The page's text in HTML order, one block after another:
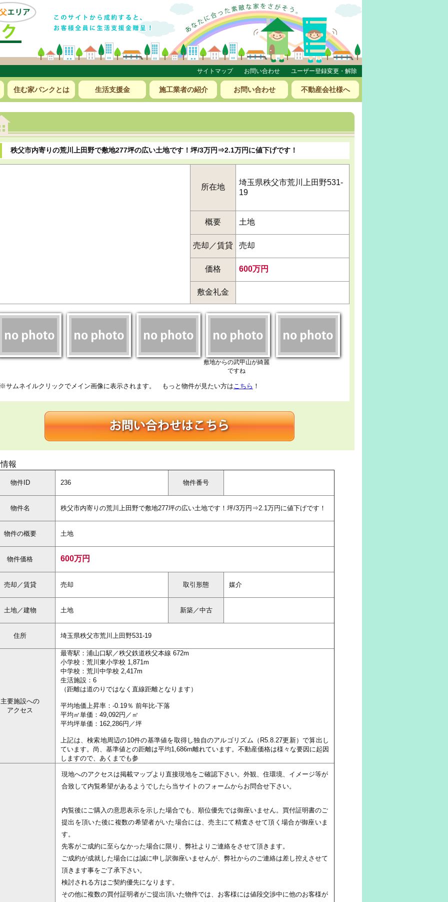
サイトマップ お問い合わせ ユーザー登録変更・解除
住む家バンクとは 生活支援金 施工業者の紹介 お問い合わせ 不動産会社様へ
秩父市内寄りの荒川上田野で敷地277坪の広い土地です！坪/3万円⇒2.1万円に値下げです！
所在地
埼玉県秩父市荒川上田野531-
19
概要 土地
売却／賃貸 売却
価格 600万円
敷金礼金
敷地からの武甲山が綺麗
ですね
※サムネイルクリックでメイン画像に表示されます。 もっと物件が見たい方はこちら ！
報
物件ID 236 物件番号
物件名 秩父市内寄りの荒川上田野で敷地277坪の広い土地です！坪/3万円⇒2.1万円に値下げです！
物件の概要 土地
物件価格 600万円
売却／賃貸 売却 取引形態 媒介
土地／建物 土地 新築／中古
住所 埼玉県秩父市荒川上田野531-19
主要施設への
アクセス
最寄駅：浦山口駅／秩父鉄道秩父本線 672m
小学校：荒川東小学校 1,871m
中学校：荒川中学校 2,417m
生活施設：6
（距離は道のりではなく直線距離となります）
平均地価上昇率：-0.19％ 前年比-下落
平均㎡単価：49,092円／㎡
平均坪単価：162,286円／坪
上記は、検索地周辺の10件の基準値を取得し独自のアルゴリズム（R5.8.27更新）で算出し
ています。尚、基準値との距離は平均1,686m離れています。不動産価格は様々な要因に起因
しますので、あくまでも参
現地へのアクセスは掲載マップより直接現地をご確認下さい。外観、住環境、イメージ等が
合致して内覧希望があるようでしたら当サイトのフォームからお問合せ下さい。
内覧後にご購入の意思表示を示した場合でも、順位優先では御座いません。買付証明書のご
提出を頂いた後に複数の希望者がいた場合には、売主にて精査させて頂く場合が御座いま
す。
先客がご成約に至らなかった場合に限り、弊社よりご連絡をさせて頂きます。
ご成約が成就した場合には誠に申し訳御座いませんが、弊社からのご連絡は差し控えさせて
頂きます事をご了承下さい。
検討される方はご契約優先になります。
その他に複数の買付証明者がご提出頂いた物件では、お客様には値段交渉中に他のお客様が